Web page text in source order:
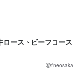
ローストビーフコース
fineosaka
□■
入の銀行交渉から、
介まで。開業に必要
たい」という方に
たい」という方に
□■
介まで。開業に必要
たい」という方に